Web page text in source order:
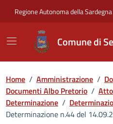
Regione Autonoma della Sardegna
Comune di
Home / Amministrazione /
Documenti Albo Pretorio /
Determinazione /
Determinazione n.44 del